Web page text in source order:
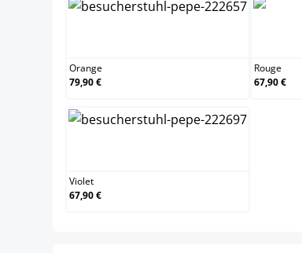
Orange
79,90 €
Rouge
67,90 €
Violet
67,90 €